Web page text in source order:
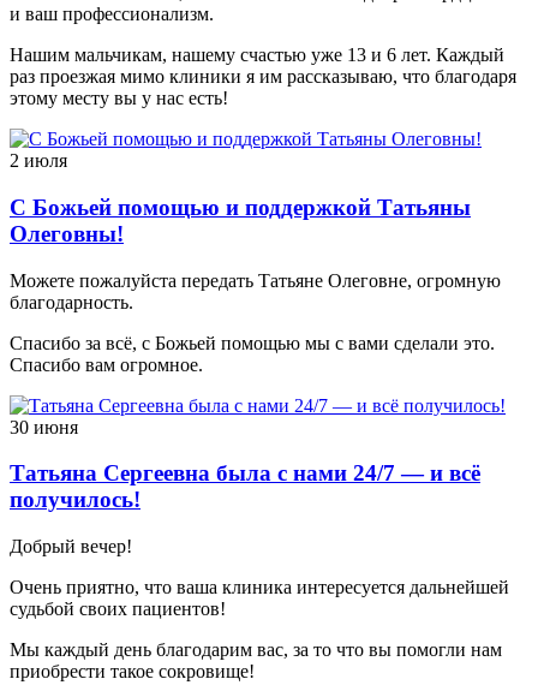
и ваш профессионализм.
Нашим мальчикам, нашему счастью уже 13 и 6 лет. Каждый
раз проезжая мимо клиники я им рассказываю, что благодаря
этому месту вы у нас есть!
2 июля
С Божьей помощью и поддержкой Татьяны
Олеговны!
Можете пожалуйста передать Татьяне Олеговне, огромную
благодарность.
Спасибо за всё, с Божьей помощью мы с вами сделали это.
Спасибо вам огромное.
30 июня
Татьяна Сергеевна была с нами 24/7 — и всё
получилось!
Добрый вечер!
Очень приятно, что ваша клиника интересуется дальнейшей
судьбой своих пациентов!
Мы каждый день благодарим вас, за то что вы помогли нам
приобрести такое сокровище!